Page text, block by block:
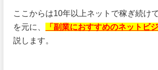
ここからは10年以上ネットで稼ぎ続け
を元に、
「副業におすすめのネットビ
説します。